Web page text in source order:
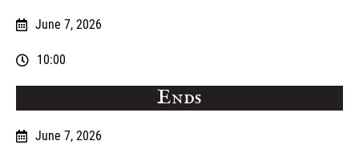
June 7, 2026
10:00
Ends
June 7, 2026